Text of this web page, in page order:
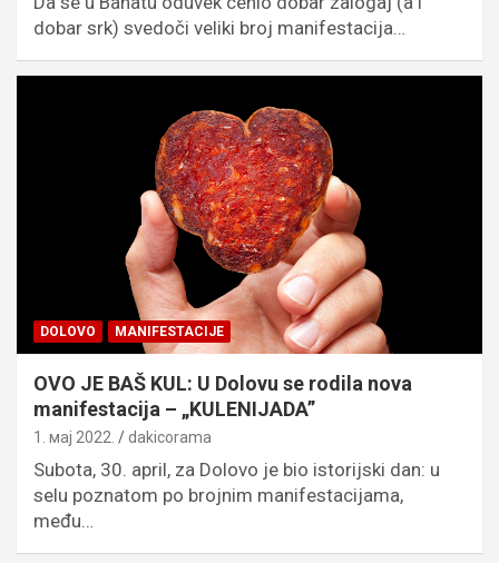
dobar srk) svedoči veliki broj manifestacija…
DOLOVO MANIFESTACIJE
OVO JE BAŠ KUL: U Dolovu se rodila nova
manifestacija – „KULENIJADA”
1. мај 2022. dakicorama
Subota, 30. april, za Dolovo je bio istorijski dan: u
selu poznatom po brojnim manifestacijama,
među…